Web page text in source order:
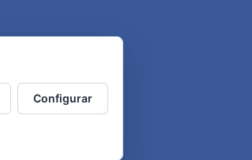
Configurar